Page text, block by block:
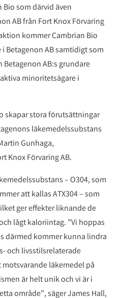
som därvid även
AB från Fort Knox Förvaring
kommer Cambrian Bio
Betagenon AB samtidigt som
Betagenon AB:s grundare
minoritetsägare i
skapar stora förutsättningar
läkemedelssubstans
Gunhaga,
Knox Förvaring AB.
– O304, som
att kallas ATX304 – som
ger effekter liknande de
lågt kaloriintag. ”Vi hoppas
därmed kommer kunna lindra
och livsstilsrelaterade
läkemedel på
är helt unik och vi är i
område”, säger James Hall,